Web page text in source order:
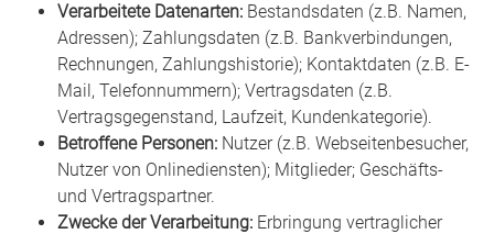
Verarbeitete Datenarten: Bestandsdaten (z.B. Namen,
Adressen); Zahlungsdaten (z.B. Bankverbindungen,
Rechnungen, Zahlungshistorie); Kontaktdaten (z.B. E-
Mail, Telefonnummern); Vertragsdaten (z.B.
Vertragsgegenstand, Laufzeit, Kundenkategorie).
Betroffene Personen: Nutzer (z.B. Webseitenbesucher,
Nutzer von Onlinediensten); Mitglieder; Geschäfts-
und Vertragspartner.
Zwecke der Verarbeitung: Erbringung vertraglicher